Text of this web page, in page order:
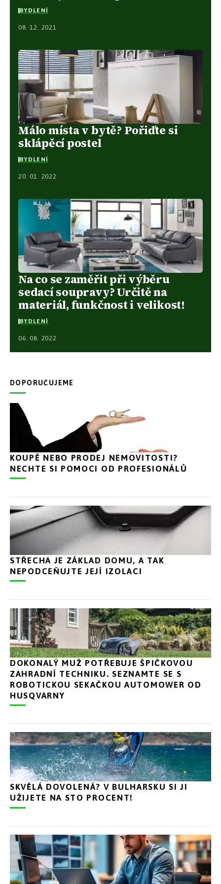
BYDLENÍ
08. 12. 2021
Málo místa v bytě? Pořiďte si
sklápěcí postel
BYDLENÍ
20. 01. 2022
Na co se zaměřit při výběru
sedací soupravy? Určitě na
materiál, funkčnost i velikost!
BYDLENÍ
06. 08. 2022
DOPORUČUJEME
KOUPĚ NEBO PRODEJ NEMOVITOSTI?
NECHTE SI POMOCI OD PROFESIONÁLŮ
STŘECHA JE ZÁKLAD DOMU, A TAK
NEPODCEŇUJTE JEJÍ IZOLACI
DOKONALÝ MUŽ POTŘEBUJE ŠPIČKOVOU
ZAHRADNÍ TECHNIKU. SEZNAMTE SE S
ROBOTICKOU SEKAČKOU AUTOMOWER OD
HUSQVARNY
SKVĚLÁ DOVOLENÁ? V BULHARSKU SI JI
UŽIJETE NA STO PROCENT!